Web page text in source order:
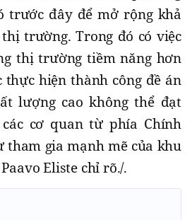
trước đây để mở rộng khả
trường. Trong đó có việc
thị trường tiềm năng hơn
thực hiện thành công đề án
lượng cao không thể đạt
cơ quan từ phía Chính
tham gia mạnh mẽ của khu
Eliste chỉ rõ./.